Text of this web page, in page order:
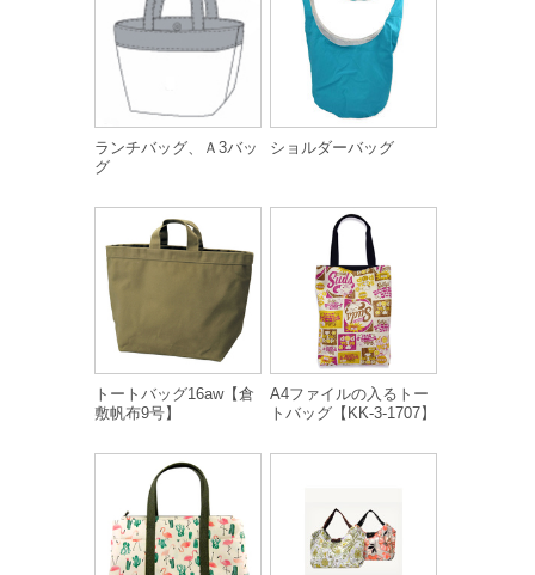
ランチバッグ、Ａ3バッ
グ
ショルダーバッグ
トートバッグ16aw【倉
敷帆布9号】
A4ファイルの入るトー
トバッグ【KK-3-1707】